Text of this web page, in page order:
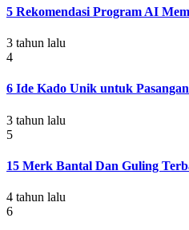
5 Rekomendasi Program AI
3 tahun lalu
4
6 Ide Kado Unik untuk
3 tahun lalu
5
15 Merk Bantal Dan Guling
4 tahun lalu
6